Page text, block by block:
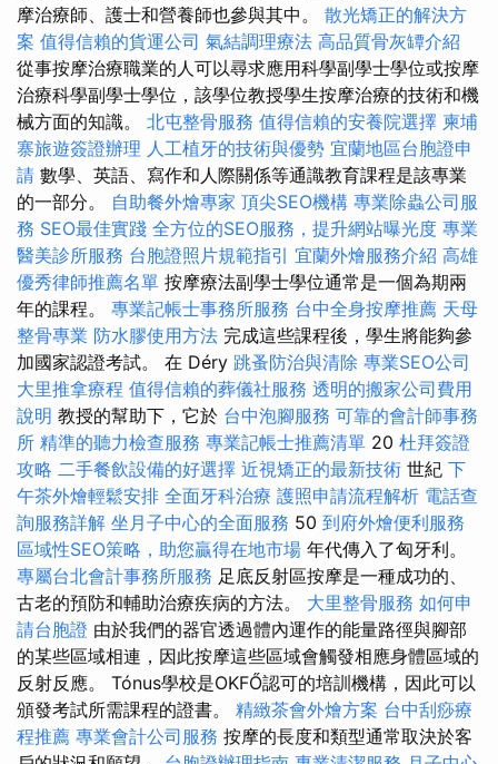
摩治療師、護士和營養師也參與其中。 散光矯正的解決方
案 值得信賴的貨運公司 氣結調理療法 高品質骨灰罈介紹
從事按摩治療職業的人可以尋求應用科學副學士學位或按摩
治療科學副學士學位，該學位教授學生按摩治療的技術和機
械方面的知識。 北屯整骨服務 值得信賴的安養院選擇 柬埔
寨旅遊簽證辦理 人工植牙的技術與優勢 宜蘭地區台胞證申
請 數學、英語、寫作和人際關係等通識教育課程是該專業
的一部分。 自助餐外燴專家 頂尖SEO機構 專業除蟲公司服
務 SEO最佳實踐 全方位的SEO服務，提升網站曝光度 專業
醫美診所服務 台胞證照片規範指引 宜蘭外燴服務介紹 高雄
優秀律師推薦名單 按摩療法副學士學位通常是一個為期兩
年的課程。 專業記帳士事務所服務 台中全身按摩推薦 天母
整骨專業 防水膠使用方法 完成這些課程後，學生將能夠參
加國家認證考試。 在 Déry 跳蚤防治與清除 專業SEO公司
大里推拿療程 值得信賴的葬儀社服務 透明的搬家公司費用
說明 教授的幫助下，它於 台中泡腳服務 可靠的會計師事務
所 精準的聽力檢查服務 專業記帳士推薦清單 20 杜拜簽證
攻略 二手餐飲設備的好選擇 近視矯正的最新技術 世紀 下
午茶外燴輕鬆安排 全面牙科治療 護照申請流程解析 電話查
詢服務詳解 坐月子中心的全面服務 50 到府外燴便利服務
區域性SEO策略，助您贏得在地市場 年代傳入了匈牙利。
專屬台北會計事務所服務 足底反射區按摩是一種成功的、
古老的預防和輔助治療疾病的方法。 大里整骨服務 如何申
請台胞證 由於我們的器官透過體內運作的能量路徑與腳部
的某些區域相連，因此按摩這些區域會觸發相應身體區域的
反射反應。 Tónus學校是OKFŐ認可的培訓機構，因此可以
頒發考試所需課程的證書。 精緻茶會外燴方案 台中刮痧療
程推薦 專業會計公司服務 按摩的長度和類型通常取決於客